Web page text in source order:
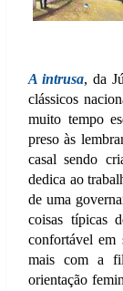
A intrusa, da
clássicos
muito tempo
preso às
casal sendo
dedica ao
de uma
coisas típicas
confortável em
mais com a
orientação